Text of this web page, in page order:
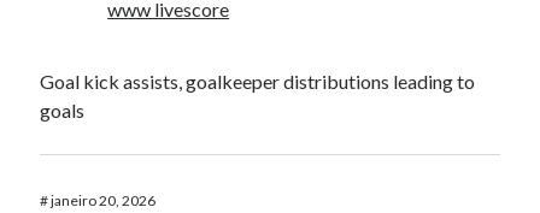
www livescore
Goal kick assists, goalkeeper distributions leading to
goals
#janeiro 20, 2026